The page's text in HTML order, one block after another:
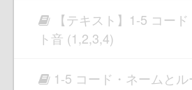
【テキスト】1-5 コー
ト音 (1,2,3,4)
1-5 コード・ネームと